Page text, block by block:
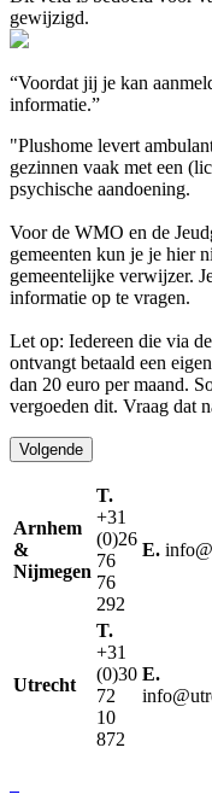
gewijzigd.
“Voordat jij je kan
informatie.”
"Plushome levert
gezinnen vaak met een
psychische aandoening.
Voor de WMO en de
gemeenten kun je je hier
gemeentelijke verwijzer.
informatie op te vragen.
Let op: Iedereen die via
ontvangt betaald een
dan 20 euro per maand.
vergoeden dit. Vraag dat
Volgende
Arnhem
&
Nijmegen
T.
+31
(0)26
76
76
292
E.
Utrecht
T.
+31
(0)30
72
10
872
E.